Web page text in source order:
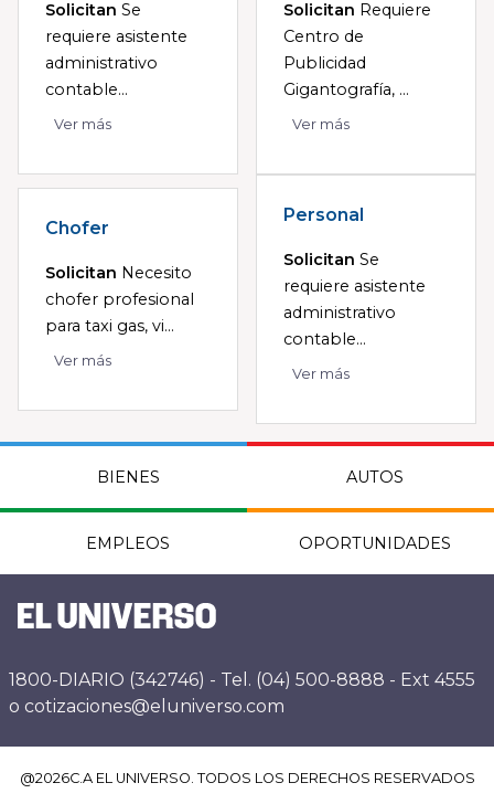
Solicitan Se
requiere asistente
administrativo
contable...
Ver más
Solicitan Requiere
Centro de
Publicidad
Gigantografía, ...
Ver más
Chofer
Solicitan Necesito
chofer profesional
para taxi gas, vi...
Ver más
Personal
Solicitan Se
requiere asistente
administrativo
contable...
Ver más
BIENES AUTOS
EMPLEOS OPORTUNIDADES
1800-DIARIO (342746) - Tel. (04) 500-8888 - Ext 4555
o cotizaciones@eluniverso.com
@2026C.A EL UNIVERSO. TODOS LOS DERECHOS RESERVADOS